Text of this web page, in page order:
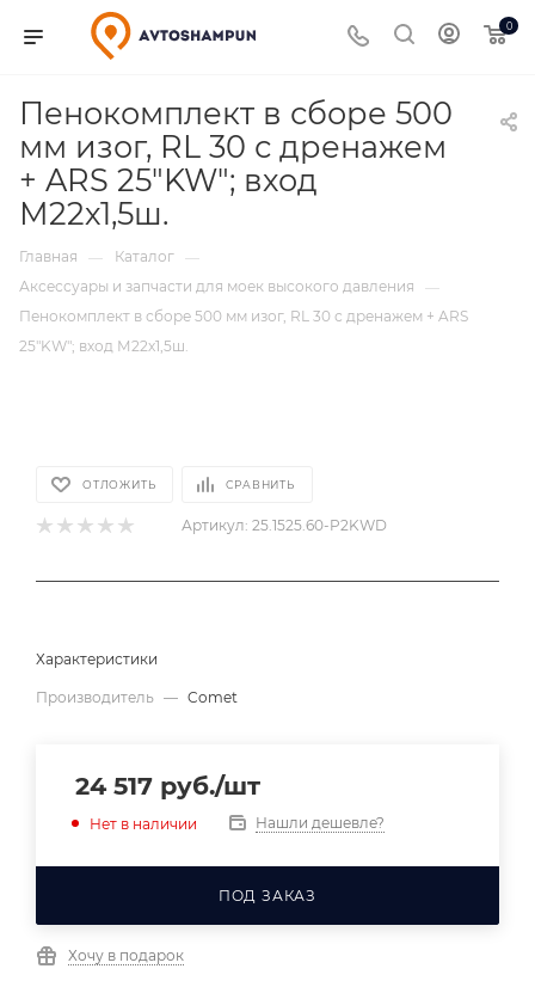
0
Пенокомплект в сборе 500
мм изог, RL 30 с дренажем
+ ARS 25"KW"; вход
М22х1,5ш.
Главная — Каталог —
Аксессуары и запчасти для моек высокого давления
—
Пенокомплект в сборе 500 мм изог, RL 30 с дренажем + ARS
25"KW"; вход М22х1,5ш.
ОТЛОЖИТЬ СРАВНИТЬ
Артикул: 25.1525.60-P2KWD
Характеристики
Производитель — Comet
24 517 руб./шт
Нет в наличии Нашли дешевле?
ПОД ЗАКАЗ
Хочу в подарок